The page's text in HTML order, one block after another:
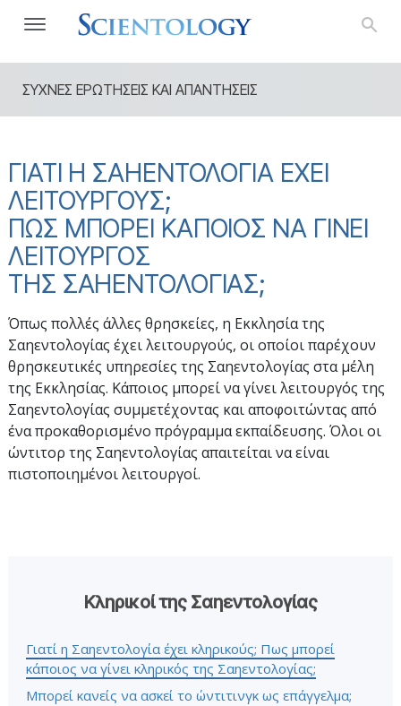
ΣΥΧΝΕΣ ΕΡΩΤΗΣΕΙΣ ΚΑΙ ΑΠΑΝΤΗΣΕΙΣ
ΓΙΑΤΙ Η ΣΑΗΕΝΤΟΛΟΓΙΑ ΕΧΕΙ
ΛΕΙΤΟΥΡΓΟΥΣ;
ΠΩΣ ΜΠΟΡΕΙ ΚΑΠΟΙΟΣ ΝΑ ΓΙΝΕΙ
ΛΕΙΤΟΥΡΓΟΣ
ΤΗΣ ΣΑΗΕΝΤΟΛΟΓΙΑΣ;
Όπως πολλές άλλες θρησκείες, η Εκκλησία της
Σαηεντολογίας έχει λειτουργούς, οι οποίοι παρέχουν
θρησκευτικές υπηρεσίες της Σαηεντολογίας στα μέλη
της Εκκλησίας. Κάποιος μπορεί να γίνει λειτουργός της
Σαηεντολογίας συμμετέχοντας και αποφοιτώντας από
ένα προκαθορισμένο πρόγραμμα εκπαίδευσης. Όλοι οι
ώντιτορ της Σαηεντολογίας απαιτείται να είναι
πιστοποιημένοι λειτουργοί.
Κληρικοί της Σαηεντολογίας
Γιατί η Σαηεντολογία έχει κληρικούς; Πως μπορεί
κάποιος να γίνει κληρικός της Σαηεντολογίας;
Μπορεί κανείς να ασκεί το ώντιτινγκ ως επάγγελμα;